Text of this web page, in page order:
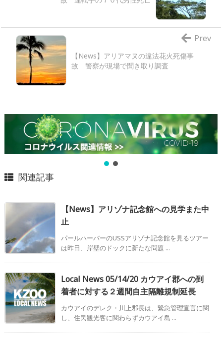
【News】アリアマヌの違法花火死傷事
故 警察が現場で聞き取り調査
Prev
関連記事
【News】アリゾナ記念館への見学また中
止
パールハーバーのUSSアリゾナ記念館を見るツアー
は昨日、岸壁のドックに新たな問題 ...
Local News 05/14/20 カウアイ郡への到
着者に対する２週間自主隔離規制延長
カウアイのデレク・川上郡長は、緊急管理宣言に関
し、住民観光客に関わらずカウアイ島 ...